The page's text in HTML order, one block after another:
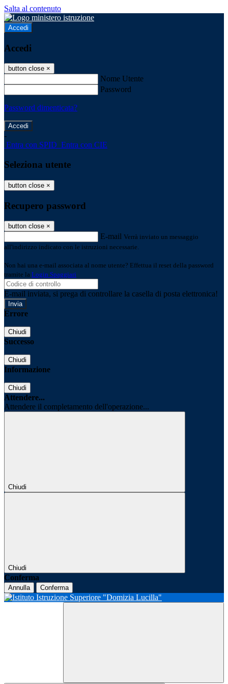
Salta al contenuto
Accedi
Accedi
button close ×
Nome Utente
Password
Password dimenticata?
-
Entra con SPID Entra con CIE
Seleziona utente
button close ×
Recupero password
button close ×
E-mail Verrà inviato un messaggio
all'indirizzo indicato con le istruzioni necessarie.
Non hai una e-mail associata al nome utente? Effettua il reset della password
tramite la Login Spaggiari
E-mail inviata, si prega di controllare la casella di posta elettronica!
Errore
Chiudi
Successo
Chiudi
Informazione
Chiudi
Attendere...
Attendere il completamento dell'operazione...
Chiudi
Chiudi
Conferma
Annulla Conferma